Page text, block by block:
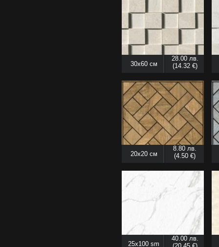
30x60 см
28.00 лв.
(14.32 €)
20x20 см
8.80 лв.
(4.50 €)
25x100 sm
40.00 лв.